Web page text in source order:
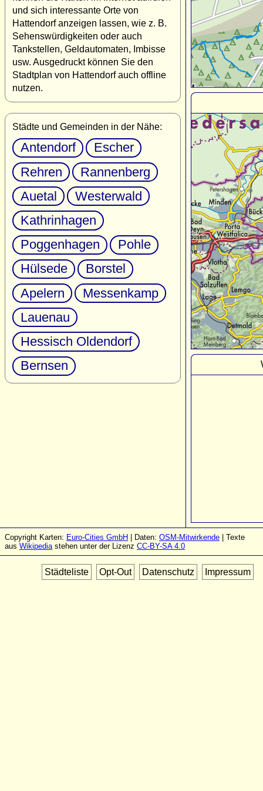
und sich interessante Orte von
Hattendorf anzeigen lassen, wie z. B.
Sehenswürdigkeiten oder auch
Tankstellen, Geldautomaten, Imbisse
usw. Ausgedruckt können Sie den
Stadtplan von Hattendorf auch offline
nutzen.
Städte und Gemeinden in der Nähe:
Antendorf
Escher
Rehren
Rannenberg
Auetal
Westerwald
Kathrinhagen
Poggenhagen
Pohle
Hülsede
Borstel
Apelern
Messenkamp
Lauenau
Hessisch Oldendorf
Bernsen
Copyright Karten: Euro-Cities GmbH | Daten: OSM-Mitwirkende | Texte
aus Wikipediastehen unter der Lizenz CC-BY-SA 4.0
Städteliste Opt-Out Datenschutz Impressum